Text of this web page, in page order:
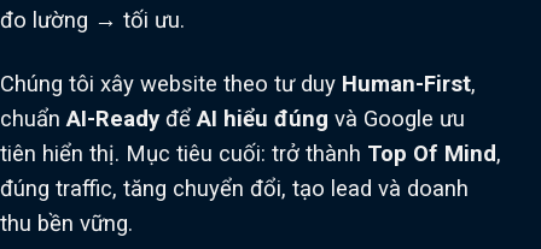
đo lường → tối ưu.
Chúng tôi xây website theo tư duy Human-First,
chuẩnAI-Ready đểAI hiểu đúng và Google ưu
tiên hiển thị. Mục tiêu cuối: trở thành Top Of Mind,
đúng traffic, tăng chuyển đổi, tạo lead và doanh
thu bền vững.